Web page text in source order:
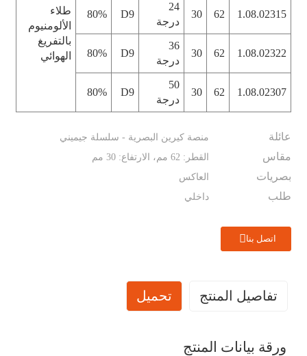
طلاء
الألومنيوم
بالتفريغ
الهوائي
1.08.02315
62
30
24
درجة
D9
80%
1.08.02322
62
30
36
درجة
D9
80%
1.08.02307
62
30
50
درجة
D9
80%
عائلة منصة كيرين البصرية - سلسلة جيميني
مقاس القطر: 62 مم، الارتفاع: 30 مم
بصريات العاكس
طلب داخلي
اتصل بنا
تفاصيل المنتج تحميل
ورقة بيانات المنتج